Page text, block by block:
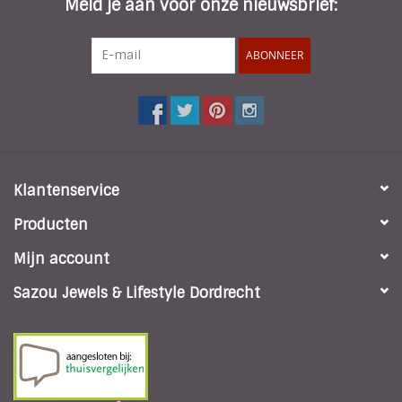
Meld je aan voor onze nieuwsbrief:
ABONNEER
Klantenservice
Producten
Mijn account
Sazou Jewels & Lifestyle Dordrecht